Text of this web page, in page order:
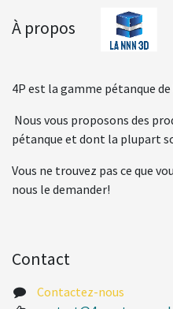
À propos
4P est la gamme pétanque de
Nous vous proposons des
pétanque et dont la plupart
Vous ne trouvez pas ce que
nous le demander!
Contact
Contactez-nous